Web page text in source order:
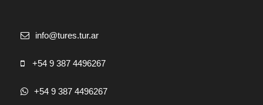
info@tures.tur.ar
+54 9 387 4496267
+54 9 387 4496267